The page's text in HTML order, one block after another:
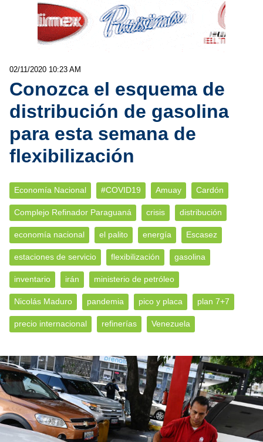
02/11/2020 10:23 AM
Conozca el esquema de
distribución de gasolina
para esta semana de
flexibilización
Economía Nacional #COVID19 Amuay Cardón
Complejo Refinador Paraguaná crisis distribución
economía nacional el palito energía Escasez
estaciones de servicio flexibilización gasolina
inventario irán ministerio de petróleo
Nicolás Maduro pandemia pico y placa plan 7+7
precio internacional refinerías Venezuela